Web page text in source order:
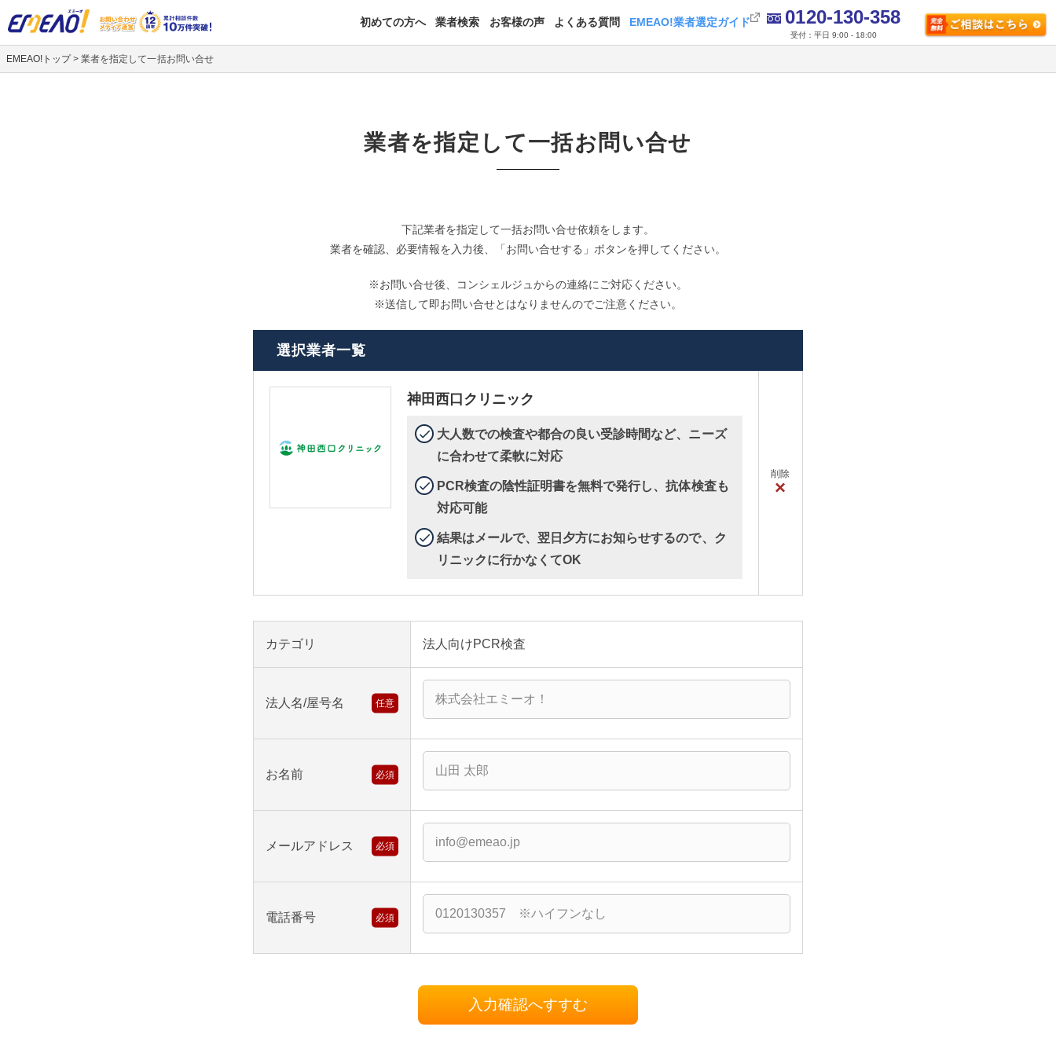
初めての方へ 業者検索 お客様の声 よくある質問 EMEAO!業者選定ガイド 0120-130-358
受付：平日 9:00 - 18:00
EMEAO!トップ>業者を指定して一括お問い合せ
業者を指定して一括お問い合せ
下記業者を指定して一括お問い合せ依頼をします。
業者を確認、必要情報を入力後、「お問い合せする」ボタンを押してください。
※お問い合せ後、コンシェルジュからの連絡にご対応ください。
※送信して即お問い合せとはなりませんのでご注意ください。
選択業者一覧
神田西口クリニック
大人数での検査や都合の良い受診時間など、ニーズ
に合わせて柔軟に対応
PCR検査の陰性証明書を無料で発行し、抗体検査も
対応可能
結果はメールで、翌日夕方にお知らせするので、ク
リニックに行かなくてOK
削除
×
カテゴリ 法人向けPCR検査
法人名/屋号名 任意
お名前 必須
メールアドレス 必須
電話番号 必須
入力確認へすすむ